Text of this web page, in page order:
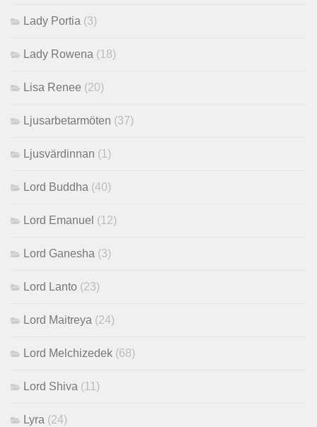
Lady Portia (3)
Lady Rowena (18)
Lisa Renee (20)
Ljusarbetarmöten (37)
Ljusvärdinnan (1)
Lord Buddha (40)
Lord Emanuel (12)
Lord Ganesha (3)
Lord Lanto (23)
Lord Maitreya (24)
Lord Melchizedek (68)
Lord Shiva (11)
Lyra (24)